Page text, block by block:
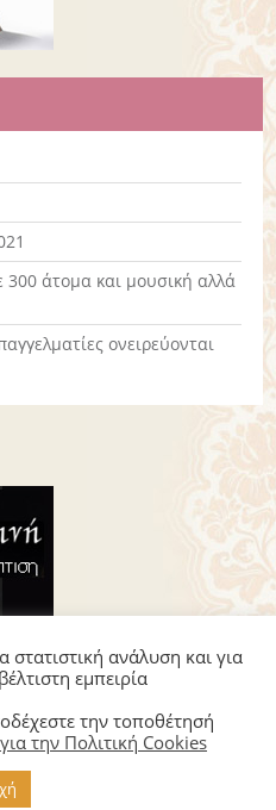
άτομα και μουσική αλλά
ονειρεύονται
Όροι Χρήσης|Διαφημιστείτε
ανάλυση και για
εμπειρία
την τοποθέτησή
την Πολιτική Cookies